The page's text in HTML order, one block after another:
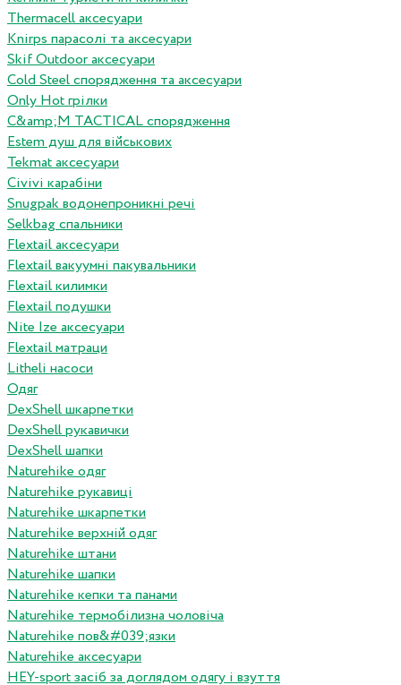
Thermacell аксесуари
Knirps парасолі та аксесуари
Skif Outdoor аксесуари
Cold Steel спорядження та аксесуари
Only Hot грілки
C&amp;M TACTICAL спорядження
Estem душ для військових
Tekmat аксесуари
Сivivi карабіни
Snugpak водонепроникні речі
Selkbag спальники
Flextail аксесуари
Flextail вакуумні пакувальники
Flextail килимки
Flextail подушки
Nite Ize аксесуари
Flextail матраци
Litheli насоси
Одяг
DexShell шкарпетки
DexShell рукавички
DexShell шапки
Naturehike одяг
Naturehike рукавиці
Naturehike шкарпетки
Naturehike верхній одяг
Naturehike штани
Naturehike шапки
Naturehike кепки та панами
Naturehike термобілизна чоловіча
Naturehike пов&#039;язки
Naturehike аксесуари
HEY-sport засіб за доглядом одягу і взуття